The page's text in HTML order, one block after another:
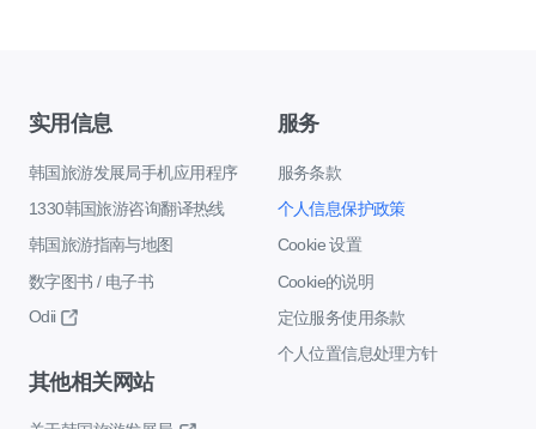
实用信息
韩国旅游发展局手机应用程序
1330韩国旅游咨询翻译热线
韩国旅游指南与地图
数字图书 / 电子书
Odii
服务
服务条款
个人信息保护政策
Cookie 设置
Cookie的说明
定位服务使用条款
个人位置信息处理方针
其他相关网站